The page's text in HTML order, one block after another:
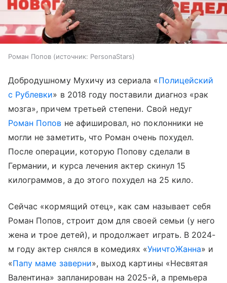
Роман Попов источник: PersonaStars
Добродушному Мухичу из сериала «Полицейский
с Рублевки» в 2018 году поставили диагноз «рак
мозга», причем третьей степени. Свой недуг
Роман Попов не афишировал, но поклонники не
могли не заметить, что Роман очень похудел.
После операции, которую Попову сделали в
Германии, и курса лечения актер скинул 15
килограммов, а до этого похудел на 25 кило.
Сейчас «кормящий отец», как сам называет себя
Роман Попов, строит дом для своей семьи (у него
жена и трое детей), и продолжает играть. В 2024-
м году актер снялся в комедиях «УничтоЖанна» и
«Папу маме заверни», выход картины «Несвятая
Валентина» запланирован на 2025-й, а премьера